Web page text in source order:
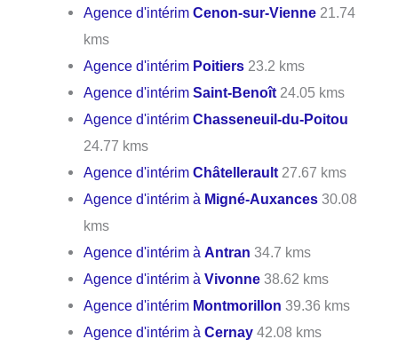
Agence d'intérimCenon-sur-Vienne 21.74
kms
Agence d'intérim Poitiers 23.2 kms
Agence d'intérimSaint-Benoît 24.05 kms
Agence d'intérimChasseneuil-du-Poitou
24.77 kms
Agence d'intérimChâtellerault 27.67 kms
Agence d'intérim à Migné-Auxances 30.08
kms
Agence d'intérim àAntran 34.7 kms
Agence d'intérim àVivonne 38.62 kms
Agence d'intérim Montmorillon 39.36 kms
Agence d'intérim àCernay 42.08 kms